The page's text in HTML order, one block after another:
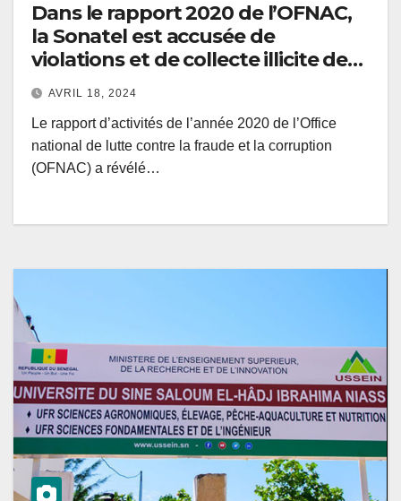
Dans le rapport 2020 de l’OFNAC,
la Sonatel est accusée de
violations et de collecte illicite de
données, tandis que la CDP est
également mise en cause pour des
fautes similaires.
AVRIL 18, 2024
Le rapport d’activités de l’année 2020 de l’Office
national de lutte contre la fraude et la corruption
(OFNAC) a révélé…